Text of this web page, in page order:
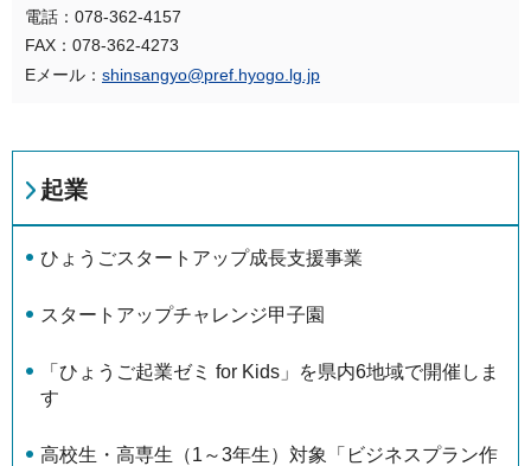
電話：078-362-4157
FAX：078-362-4273
Eメール： shinsangyo@pref.hyogo.lg.jp
起業
ひょうごスタートアップ成長支援事業
スタートアップチャレンジ甲子園
「ひょうご起業ゼミ for Kids」を県内6地域で開催しま
す
高校生・高専生（1～3年生）対象「ビジネスプラン作